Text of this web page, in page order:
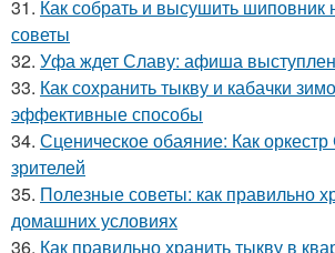
31. Как собрать и высушить шиповник
советы
32. Уфа ждет Славу: афиша
33. Как сохранить тыкву и кабачки
эффективные способы
34. Сценическое обаяние: Как оркестр
зрителей
35. Полезные советы: как правильно
домашних условиях
36. Как правильно хранить тыкву в